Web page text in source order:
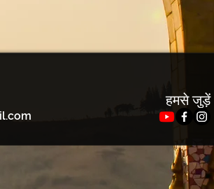
हमसे जुड़ें